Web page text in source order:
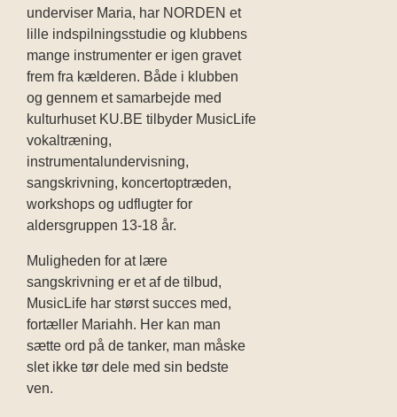
underviser Maria, har NORDEN et
lille indspilningsstudie og klubbens
mange instrumenter er igen gravet
frem fra kælderen. Både i klubben
og gennem et samarbejde med
kulturhuset KU.BE tilbyder MusicLife
vokaltræning,
instrumentalundervisning,
sangskrivning, koncertoptræden,
workshops og udflugter for
aldersgruppen 13-18 år.
Muligheden for at lære
sangskrivning er et af de tilbud,
MusicLife har størst succes med,
fortæller Mariahh. Her kan man
sætte ord på de tanker, man måske
slet ikke tør dele med sin bedste
ven.